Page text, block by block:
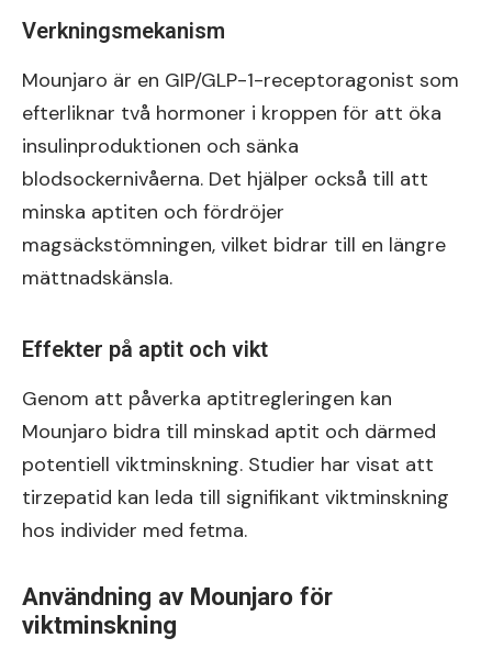
Verkningsmekanism
Mounjaro är en GIP/GLP-1-receptoragonist som
efterliknar två hormoner i kroppen för att öka
insulinproduktionen och sänka
blodsockernivåerna. Det hjälper också till att
minska aptiten och fördröjer
magsäckstömningen, vilket bidrar till en längre
mättnadskänsla.
Effekter på aptit och vikt
Genom att påverka aptitregleringen kan
Mounjaro bidra till minskad aptit och därmed
potentiell viktminskning. Studier har visat att
tirzepatid kan leda till signifikant viktminskning
hos individer med fetma.
Användning av Mounjaro för
viktminskning